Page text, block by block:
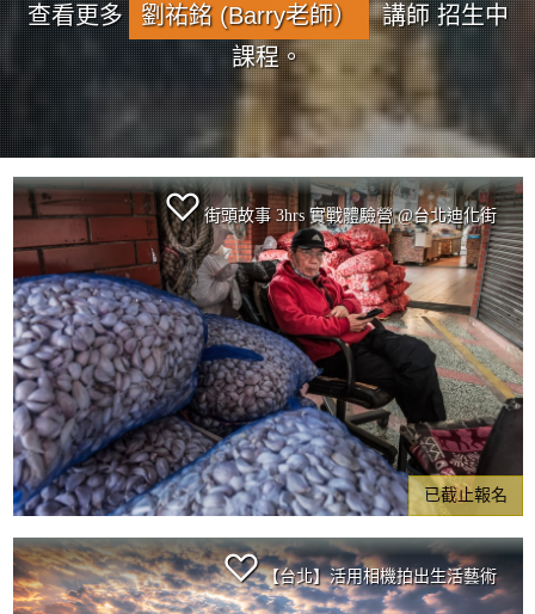
查看更多 劉祐銘 (Barry老師）
講師 招生中
課程。
街頭故事 3hrs 實戰體驗營 @台北迪化街
已截止報名
【台北】活用相機拍出生活藝術